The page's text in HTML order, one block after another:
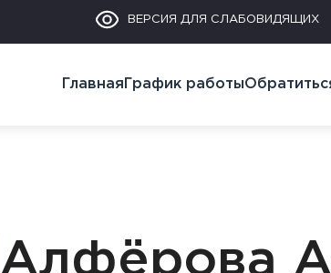
ВЕРСИЯ ДЛЯ СЛАБОВИДЯЩИХ
Главная График работы
Алфёрова